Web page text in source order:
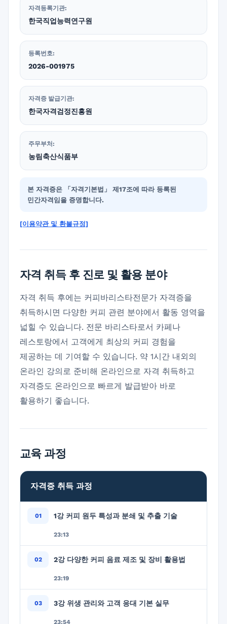
자격등록기관:
한국직업능력연구원
등록번호:
2026-001975
자격증 발급기관:
한국자격검정진흥원
주무부처:
농림축산식품부
본 자격증은 「자격기본법」 제17조에 따라 등록된
민간자격임을 증명합니다.
[이용약관 및 환불규정]
자격 취득 후 진로 및 활용 분야
자격 취득 후에는 커피바리스타전문가 자격증을
취득하시면 다양한 커피 관련 분야에서 활동 영역을
넓힐 수 있습니다. 전문 바리스타로서 카페나
레스토랑에서 고객에게 최상의 커피 경험을
제공하는 데 기여할 수 있습니다. 약 1시간 내외의
온라인 강의로 준비해 온라인으로 자격 취득하고
자격증도 온라인으로 빠르게 발급받아 바로
활용하기 좋습니다.
교육 과정
자격증 취득 과정
1강 커피 원두 특성과 분쇄 및 추출 기술
23:13
2강 다양한 커피 음료 제조 및 장비 활용법
23:19
3강 위생 관리와 고객 응대 기본 실무
23:54